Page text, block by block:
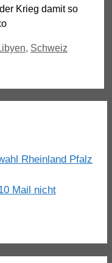
Krieg damit so
, Schweiz
Rheinland Pfalz
Mail nicht